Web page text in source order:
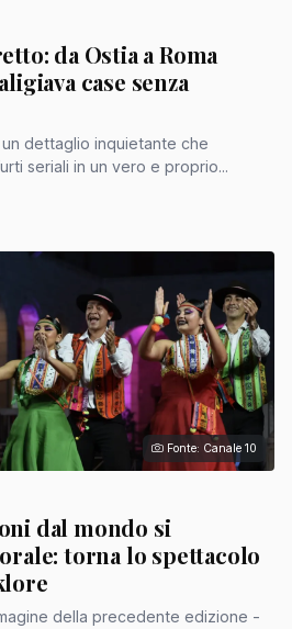
da Ostia a Roma
case senza
seriali in un vero e proprio...
Fonte: Canale 10
dal mondo si
torna lo spettacolo